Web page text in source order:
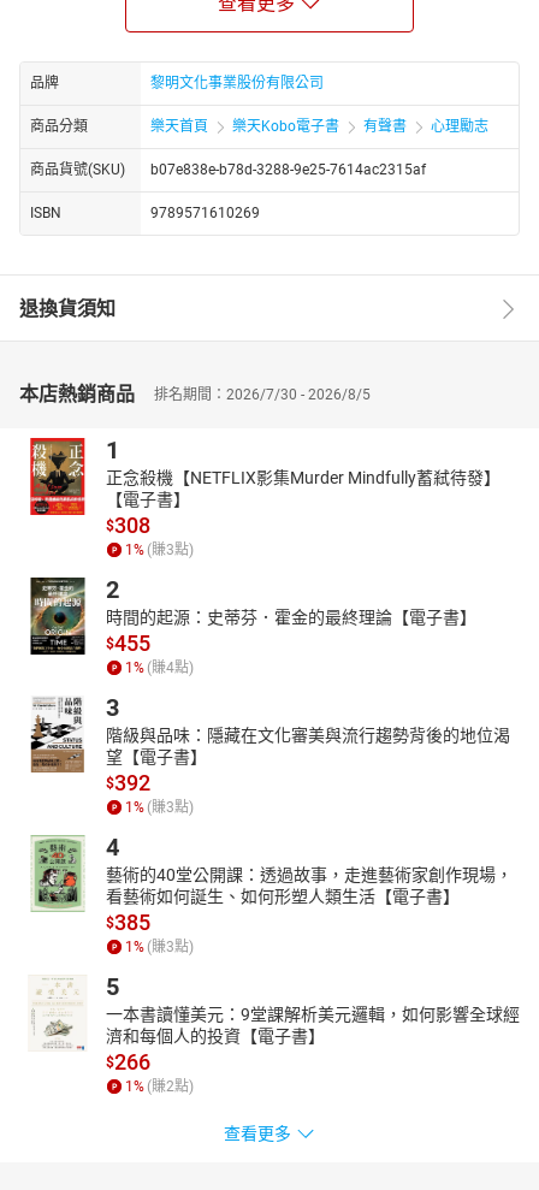
存在。接下來， 將透過《電影教我的人生智慧》第四集：比生命，
智慧，來告訴大家，即便自己在往生後，不再被人提及，那也不代
表自己，不曾存在過？因為，只要自己，可以活在自己，所愛的人
心裡，那就是，比生命更重要的存在。
品牌 黎明文化事業股份有限公司
商品分類 樂天首頁 樂天Kobo電子書 有聲書 心理勵志
商品貨號(SKU) b07e838e-b78d-3288-9e25-7614ac2315af
ISBN 9789571610269
退換貨須知
本店熱銷商品 排名期間：2026/7/30 - 2026/8/5
1
正念殺機【NETFLIX影集Murder Mindfully蓄弒待發】
【電子書】
$308
1 % (賺3點)
2
時間的起源：史蒂芬．霍金的最終理論【電子書】
$455
1 % (賺4點)
3
階級與品味：隱藏在文化審美與流行趨勢背後的地位渴
望【電子書】
$392
1 % (賺3點)
4
藝術的40堂公開課：透過故事，走進藝術家創作現場，
看藝術如何誕生、如何形塑人類生活【電子書】
$385
1 % (賺3點)
5
一本書讀懂美元：9堂課解析美元邏輯，如何影響全球經
濟和每個人的投資【電子書】
$266
1 % (賺2點)
查看更多